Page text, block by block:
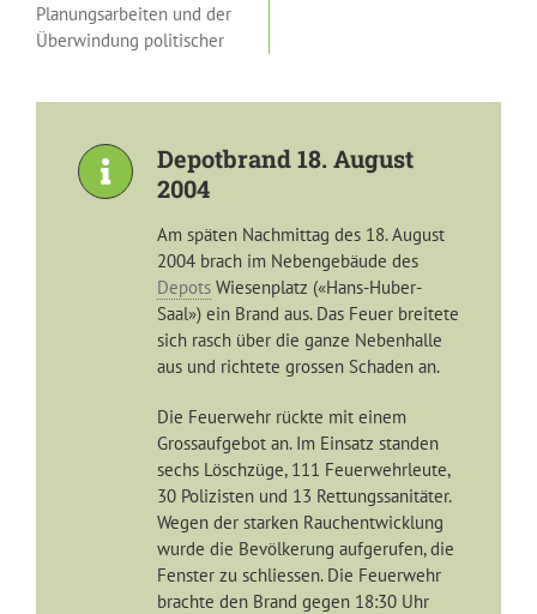
Planungsarbeiten und der
Überwindung politischer
Depotbrand 18. August
2004
Am späten Nachmittag des 18. August
2004 brach im Nebengebäude des
Depots Wiesenplatz («Hans-Huber-
Saal») ein Brand aus. Das Feuer breitete
sich rasch über die ganze Nebenhalle
aus und richtete grossen Schaden an.
Die Feuerwehr rückte mit einem
Grossaufgebot an. Im Einsatz standen
sechs Löschzüge, 111 Feuerwehrleute,
30 Polizisten und 13 Rettungssanitäter.
Wegen der starken Rauchentwicklung
wurde die Bevölkerung aufgerufen, die
Fenster zu schliessen. Die Feuerwehr
brachte den Brand gegen 18:30 Uhr